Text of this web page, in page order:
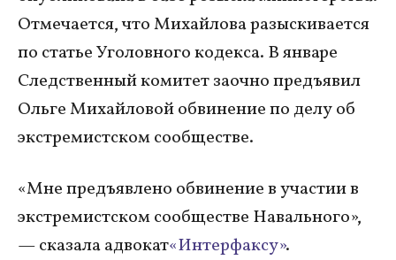
Отмечается, что Михайлова разыскивается
по статье Уголовного кодекса. В январе
Следственный комитет заочно предъявил
Ольге Михайловой обвинение по делу об
экстремистском сообществе.
«Мне предъявлено обвинение в участии в
экстремистском сообществе Навального»,
— сказала адвокат«Интерфаксу».